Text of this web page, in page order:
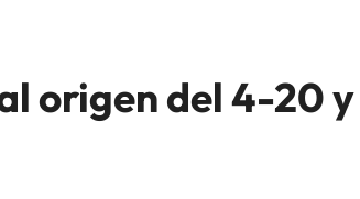
origen del 4-20 y